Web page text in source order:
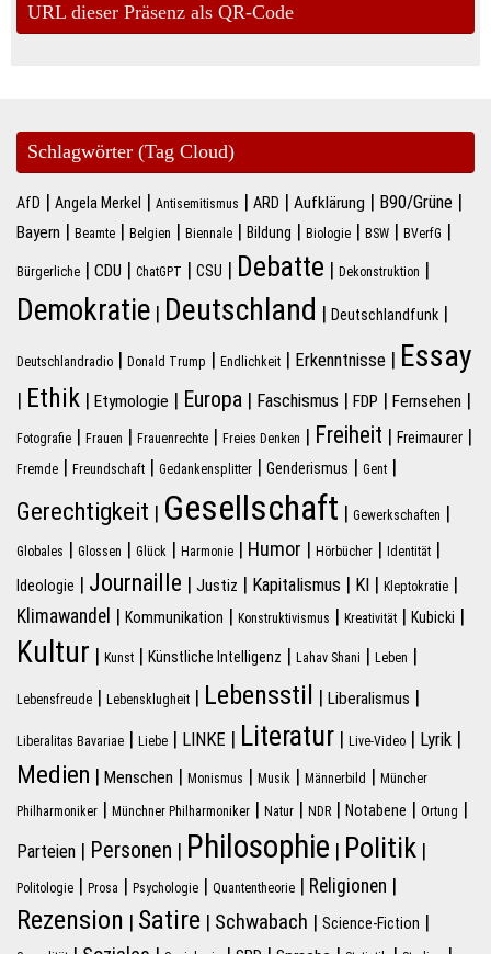
URL dieser Präsenz als QR-Code
Schlagwörter (Tag Cloud)
AfD | Angela Merkel | Antisemitismus | ARD | Aufklärung | B90/Grüne |
Bayern | Beamte | Belgien | Biennale | Bildung | Biologie | BSW | BVerfG |
Bürgerliche | CDU | ChatGPT | CSU | Debatte | Dekonstruktion |
Demokratie | Deutschland | Deutschlandfunk |
Deutschlandradio | Donald Trump | Endlichkeit | Erkenntnisse | Essay
| Ethik | Etymologie | Europa | Faschismus | FDP | Fernsehen |
Fotografie | Frauen | Frauenrechte | Freies Denken | Freiheit | Freimaurer |
Fremde | Freundschaft | Gedankensplitter | Genderismus | Gent |
Gerechtigkeit | Gesellschaft | Gewerkschaften |
Globales | Glossen | Glück | Harmonie | Humor | Hörbücher | Identität |
Ideologie | Journaille | Justiz | Kapitalismus | KI | Kleptokratie |
Klimawandel | Kommunikation | Konstruktivismus | Kreativität | Kubicki |
Kultur | Kunst | Künstliche Intelligenz | Lahav Shani | Leben |
Lebensfreude | Lebensklugheit | Lebensstil | Liberalismus |
Liberalitas Bavariae | Liebe | LINKE | Literatur | Live-Video | Lyrik |
Medien | Menschen | Monismus | Musik | Männerbild | Müncher
Philharmoniker | Münchner Philharmoniker | Natur | NDR | Notabene | Ortung |
Parteien | Personen | Philosophie | Politik |
Politologie | Prosa | Psychologie | Quantentheorie | Religionen |
Rezension | Satire | Schwabach | Science-Fiction |